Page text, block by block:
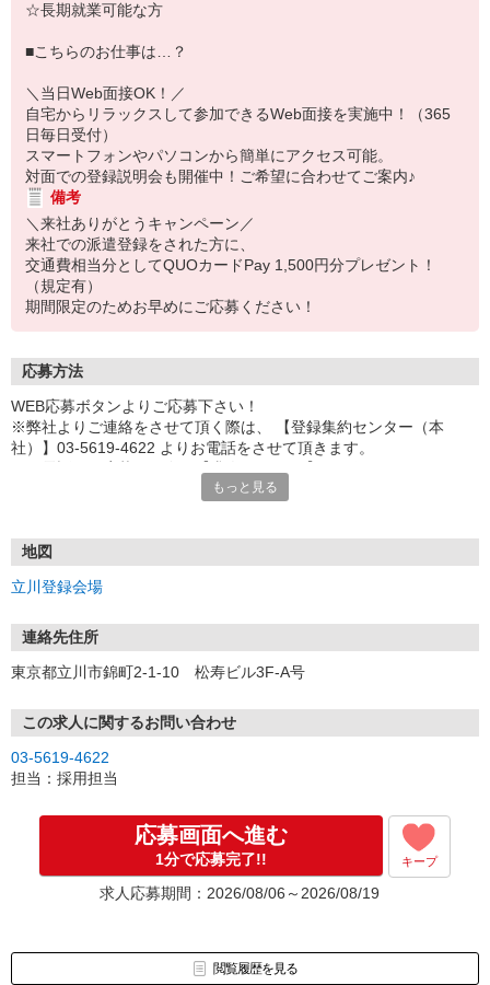
☆長期就業可能な方
■こちらのお仕事は…？
＼当日Web面接OK！／
自宅からリラックスして参加できるWeb面接を実施中！（365
日毎日受付）
スマートフォンやパソコンから簡単にアクセス可能。
対面での登録説明会も開催中！ご希望に合わせてご案内♪
備考
＼来社ありがとうキャンペーン／
来社での派遣登録をされた方に、
交通費相当分としてQUOカードPay 1,500円分プレゼント！
（規定有）
期間限定のためお早めにご応募ください！
応募方法
WEB応募ボタンよりご応募下さい！
※弊社よりご連絡をさせて頂く際は、 【登録集約センター（本
社）】03-5619-4622 よりお電話をさせて頂きます。
ご覧頂いたお仕事をご案内させて頂く前に、登録説明会（下記住
ご応募頂いた際に会場の詳細日程をご案内させて頂きます。
もっと見る
地図
立川登録会場
連絡先住所
東京都立川市錦町2-1-10 松寿ビル3F-A号
この求人に関するお問い合わせ
03-5619-4622
担当：採用担当
応募画面へ進む
1分で応募完了!! キープ
求人応募期間：2026/08/06～2026/08/19
閲覧履歴を見る